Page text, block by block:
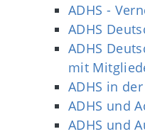
ADHS -
ADHS
ADHS
mit
ADHS in
ADHS und
ADHS und